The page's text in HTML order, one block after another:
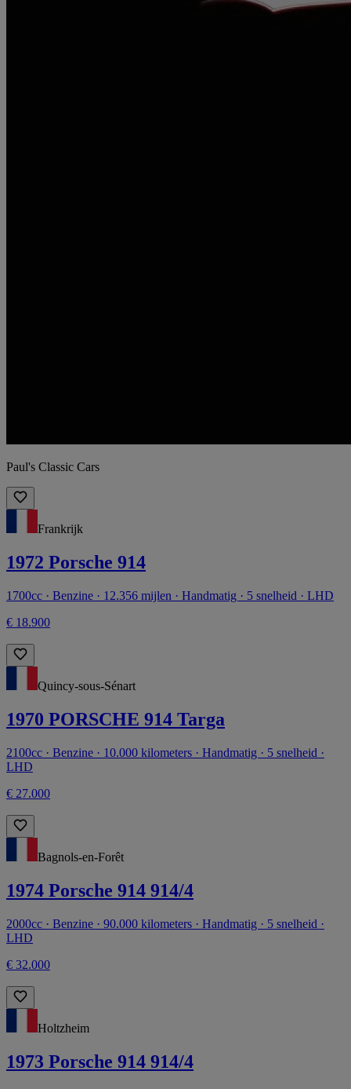
Paul's Classic Cars
Frankrijk
1972 Porsche 914
1700cc · Benzine · 12.356 mijlen · Handmatig · 5 snelheid · LHD
€ 18.900
Quincy-sous-Sénart
1970 PORSCHE 914 Targa
2100cc · Benzine · 10.000 kilometers · Handmatig · 5 snelheid ·
LHD
€ 27.000
Bagnols-en-Forêt
1974 Porsche 914 914/4
2000cc · Benzine · 90.000 kilometers · Handmatig · 5 snelheid ·
LHD
€ 32.000
Holtzheim
1973 Porsche 914 914/4